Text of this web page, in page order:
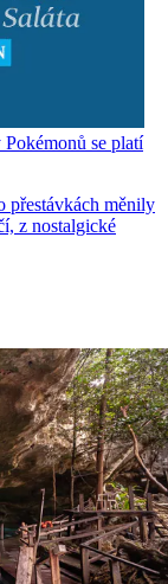
se platí
přestávkách měnily
z nostalgické